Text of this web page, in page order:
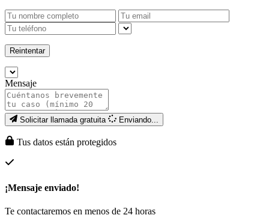
Reintentar
Mensaje
Solicitar llamada gratuita Enviando...
Tus datos están protegidos
¡Mensaje enviado!
Te contactaremos en menos de 24 horas